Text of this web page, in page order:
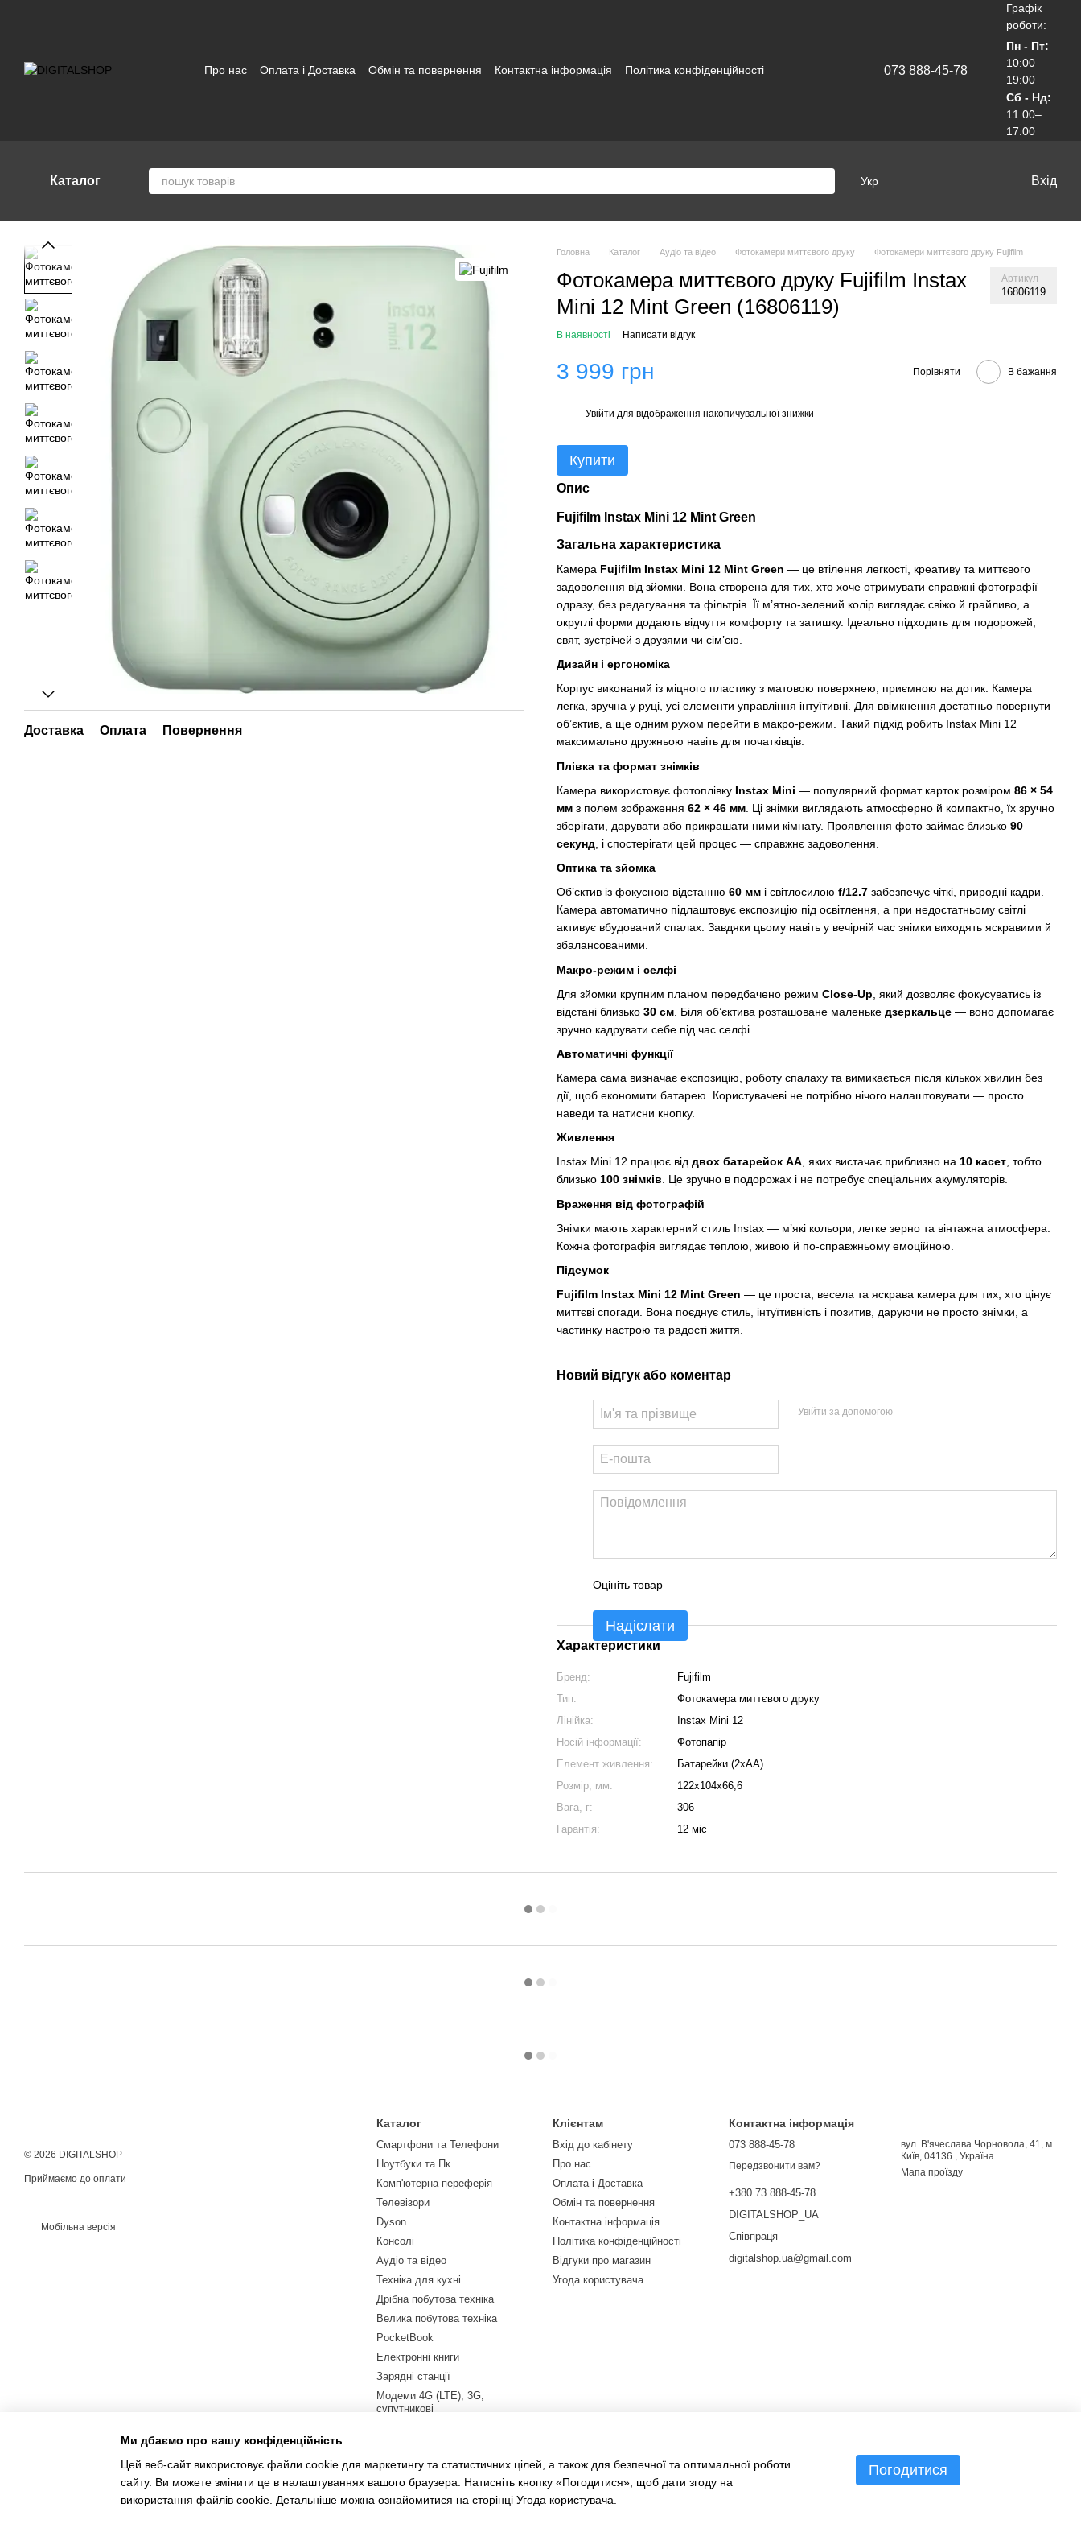
Про нас Оплата і Доставка Обмін та повернення Контактна інформація
Політика конфіденційності
073 888-45-78
Графік
роботи:
Пн - Пт:
10:00–
19:00
Сб - Нд:
11:00–
17:00
Каталог Укр Вхід
Доставка Оплата Повернення
Головна Каталог Аудіо та відео Фотокамери миттєвого друку Фотокамери миттєвого друку Fujifilm
Фотокамера миттєвого друку Fujifilm Instax
Mini 12 Mint Green (16806119)
Артикул
16806119
В наявності Написати відгук
3 999 грн Порівняти В бажання
Увійти для відображення накопичувальної знижки
Купити
Опис
Fujifilm Instax Mini 12 Mint Green
Загальна характеристика
Камера Fujifilm Instax Mini 12 Mint Green — це втілення легкості, креативу та миттєвого
задоволення від зйомки. Вона створена для тих, хто хоче отримувати справжні фотографії
одразу, без редагування та фільтрів. Її м’ятно-зелений колір виглядає свіжо й грайливо, а
округлі форми додають відчуття комфорту та затишку. Ідеально підходить для подорожей,
свят, зустрічей з друзями чи сім’єю.
Дизайн і ергономіка
Корпус виконаний із міцного пластику з матовою поверхнею, приємною на дотик. Камера
легка, зручна у руці, усі елементи управління інтуїтивні. Для ввімкнення достатньо повернути
об’єктив, а ще одним рухом перейти в макро-режим. Такий підхід робить Instax Mini 12
максимально дружньою навіть для початківців.
Плівка та формат знімків
Камера використовує фотоплівку Instax Mini — популярний формат карток розміром 86 × 54
мм з полем зображення 62 × 46 мм . Ці знімки виглядають атмосферно й компактно, їх зручно
зберігати, дарувати або прикрашати ними кімнату. Проявлення фото займає близько 90
секунд , і спостерігати цей процес — справжнє задоволення.
Оптика та зйомка
Об’єктив із фокусною відстанню 60 мм і світлосилою f/12.7 забезпечує чіткі, природні кадри.
Камера автоматично підлаштовує експозицію під освітлення, а при недостатньому світлі
активує вбудований спалах. Завдяки цьому навіть у вечірній час знімки виходять яскравими й
збалансованими.
Макро-режим і селфі
Для зйомки крупним планом передбачено режим Close-Up , який дозволяє фокусуватись із
відстані близько 30 см . Біля об’єктива розташоване маленьке дзеркальце — воно допомагає
зручно кадрувати себе під час селфі.
Автоматичні функції
Камера сама визначає експозицію, роботу спалаху та вимикається після кількох хвилин без
дії, щоб економити батарею. Користувачеві не потрібно нічого налаштовувати — просто
наведи та натисни кнопку.
Живлення
Instax Mini 12 працює від двох батарейок AA, яких вистачає приблизно на 10 касет, тобто
близько 100 знімків. Це зручно в подорожах і не потребує спеціальних акумуляторів.
Враження від фотографій
Знімки мають характерний стиль Instax — м’які кольори, легке зерно та вінтажна атмосфера.
Кожна фотографія виглядає теплою, живою й по-справжньому емоційною.
Підсумок
Fujifilm Instax Mini 12 Mint Green — це проста, весела та яскрава камера для тих, хто цінує
миттєві спогади. Вона поєднує стиль, інтуїтивність і позитив, даруючи не просто знімки, а
частинку настрою та радості життя.
Новий відгук або коментар
Увійти за допомогою
Оцініть товар
Надіслати
Характеристики
Бренд:
Fujifilm
Тип:
Фотокамера миттєвого друку
Лінійка:
Instax Mini 12
Носій інформації:
Фотопапір
Елемент живлення:
Батарейки (2xAA)
Розмір, мм:
122х104х66,6
Вага, г:
306
Гарантія:
12 міс
© 2026 DIGITALSHOP
Приймаємо до оплати
Мобільна версія
Каталог
Смартфони та Телефони
Ноутбуки та Пк
Комп'ютерна переферія
Телевізори
Dyson
Консолі
Аудіо та відео
Техніка для кухні
Дрібна побутова техніка
Велика побутова техніка
PocketBook
Електронні книги
Зарядні станції
Модеми 4G (LTE), 3G,
супутникові
LEGO
Клієнтам
Вхід до кабінету
Про нас
Оплата і Доставка
Обмін та повернення
Контактна інформація
Політика конфіденційності
Відгуки про магазин
Угода користувача
Контактна інформація
073 888-45-78
Передзвонити вам?
+380 73 888-45-78
DIGITALSHOP_UA
Співпраця
digitalshop.ua@gmail.com
вул. В'ячеслава Чорновола, 41, м.
Київ, 04136 , Україна
Мапа проїзду
Ми дбаємо про вашу конфіденційність
Цей веб-сайт використовує файли cookie для маркетингу та статистичних цілей, а також для безпечної та оптимальної роботи
сайту. Ви можете змінити це в налаштуваннях вашого браузера. Натисніть кнопку «Погодитися», щоб дати згоду на
використання файлів cookie. Детальніше можна ознайомитися на сторінці Угода користувача
Погодитися